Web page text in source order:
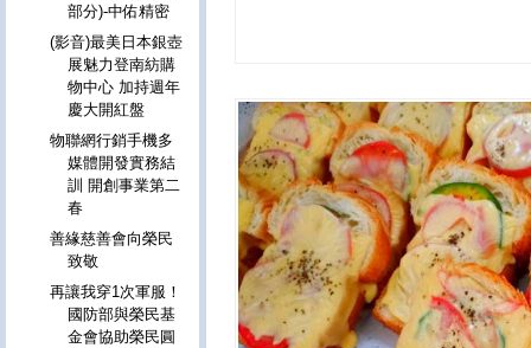
部分)-中佑精密
(影音)最美日本銀壺
展魅力登南紡購
物中心 加持週年
慶大開紅盤
物聯網行銷手機多
媒體開發實務結
訓 開創事業第二
春
善緣慈善會向榮民
致敬
再讓我穿1次軍服！
國防部與榮民基
金會協助榮民圓